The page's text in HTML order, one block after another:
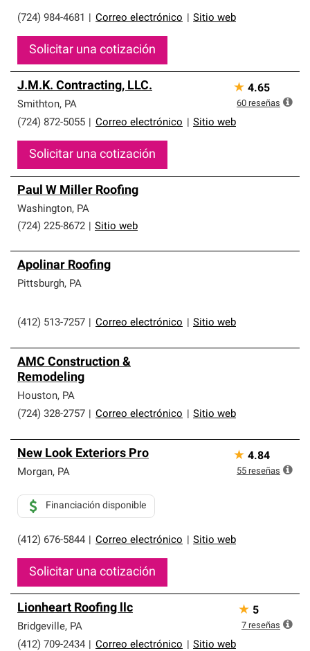
(724) 984-4681 Correo electrónico Sitio web
Solicitar una cotización
J.M.K. Contracting, LLC.
Smithton, PA
(724) 872-5055
Correo electrónico Sitio web
Solicitar una cotización
★ 4.65
60 reseñas
Paul W Miller Roofing
Washington, PA
(724) 225-8672
Sitio web
Apolinar Roofing
Pittsburgh, PA
(412) 513-7257 Correo electrónico Sitio web
AMC Construction &
Remodeling
Houston, PA
(724) 328-2757
Correo electrónico Sitio web
New Look Exteriors Pro
Morgan, PA
(412) 676-5844 Correo electrónico Sitio web
Financiación disponible
Solicitar una cotización
★ 4.84
55 reseñas
Lionheart Roofing llc
Bridgeville, PA
(412) 709-2434
Correo electrónico Sitio web
★ 5
7 reseñas